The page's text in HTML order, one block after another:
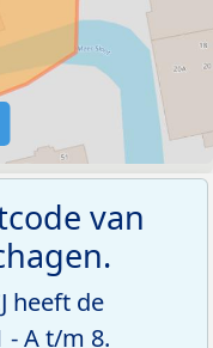
van
heeft de
- A t/m 8.